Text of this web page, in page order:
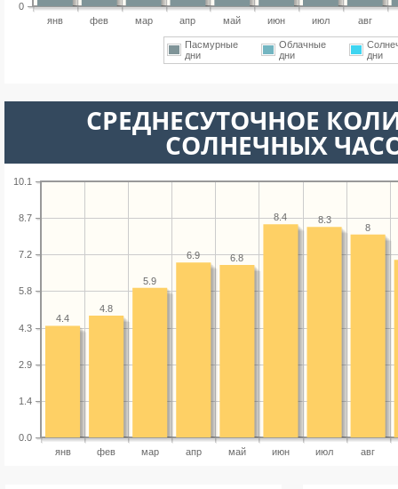
янв фев мар апр май июн июл авг
0
Пасмурные
дни
Облачные
дни
дни
СРЕДНЕСУТОЧНОЕ
СОЛНЕЧНЫХ
янв фев мар апр май июн июл авг
0.0
1.4
2.9
4.3
5.8
7.2
8.7
10.1
8
8.3
8.4
6.8
6.9
5.9
4.8
4.4